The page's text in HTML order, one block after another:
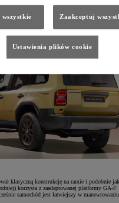
Przełożyło się to na niesamowitą
modeli w historii Toyoty. Do tej pory
krajach na świecie!
klasyczną konstrukcję na ramie i podobnie
korzysta z zaadaptowanej platformy GA-
samochód jest łatwiejszy w
Zaakceptuj
Ustawienia plików cookie